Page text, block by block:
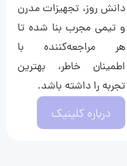
دانش روز، تجهیزات مدرن
و تیمی مجرب بنا شده تا
هر مراجعه‌کننده با
اطمینان خاطر، بهترین
تجربه را داشته باشد.
درباره کلینیک